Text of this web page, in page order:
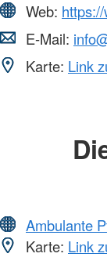
Web:
E-Mail:
Karte: Link
Ambulante
Karte: Link